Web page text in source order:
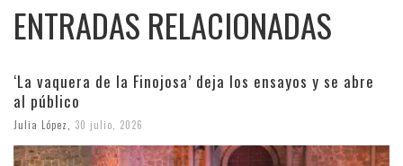
ENTRADAS RELACIONADAS
‘La vaquera de la Finojosa’ deja los ensayos y se abre
al público
Julia López 30 julio, 2026